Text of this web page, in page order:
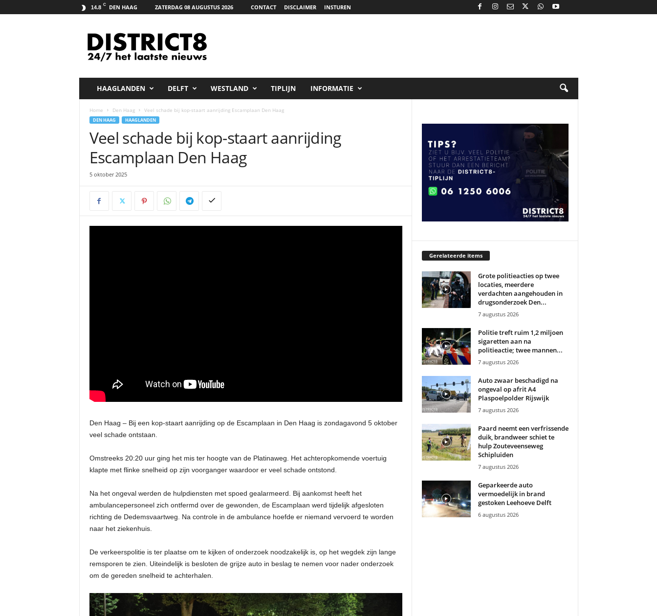
14.8 C DEN HAAG ZATERDAG 08 AUGUSTUS 2026 CONTACT DISCLAIMER INSTUREN
HAAGLANDEN DELFT WESTLAND TIPLIJN INFORMATIE
Home Den Haag Veel schade bij kop-staart aanrijding Escamplaan Den Haag
DEN HAAG HAAGLANDEN
Veel schade bij kop-staart aanrijding
Escamplaan Den Haag
5 oktober 2025
Den Haag – Bij een kop-staart aanrijding op de Escamplaan in Den Haag is zondagavond 5 oktober
veel schade ontstaan.
Omstreeks 20:20 uur ging het mis ter hoogte van de Platinaweg. Het achteropkomende voertuig
klapte met flinke snelheid op zijn voorganger waardoor er veel schade ontstond.
Na het ongeval werden de hulpdiensten met spoed gealarmeerd. Bij aankomst heeft het
ambulancepersoneel zich ontfermd over de gewonden, de Escamplaan werd tijdelijk afgesloten
richting de Dedemsvaartweg. Na controle in de ambulance hoefde er niemand vervoerd te worden
naar het ziekenhuis.
De verkeerspolitie is ter plaatse om te kijken of onderzoek noodzakelijk is, op het wegdek zijn lange
remsporen te zien. Uiteindelijk is besloten de grijze auto in beslag te nemen voor nader onderzoek
om de gereden snelheid te achterhalen.
Gerelateerde items
Grote politieacties op twee
locaties, meerdere
verdachten aangehouden in
drugsonderzoek Den...
7 augustus 2026
Politie treft ruim 1,2 miljoen
sigaretten aan na
politieactie; twee mannen...
7 augustus 2026
Auto zwaar beschadigd na
ongeval op afrit A4
Plaspoelpolder Rijswijk
7 augustus 2026
Paard neemt een verfrissende
duik, brandweer schiet te
hulp Zouteveenseweg
Schipluiden
7 augustus 2026
Geparkeerde auto
vermoedelijk in brand
gestoken Leehoeve Delft
6 augustus 2026